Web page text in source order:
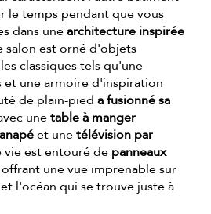
le temps pendant que vous
dans unearchitecture inspirée
salon est orné d'objets
classiques tels qu'une
une armoire d'inspiration
de plain-pied a fusionné sa
unetable à manger
et unetélévision par
vie est entouré de panneaux
offrant une vue imprenable sur
l'océan qui se trouve juste à